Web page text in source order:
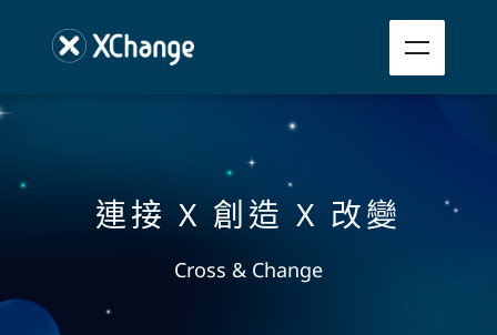
連接 X 創造 X 改變
Cross & Change